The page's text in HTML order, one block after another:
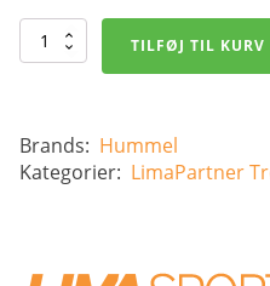
hmlGO
Cotton
antal
TILFØJ TIL KURV
Brands: Hummel
Kategorier: LimaPartner